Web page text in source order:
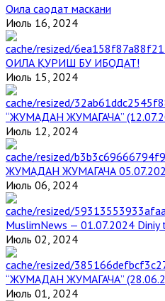
Оила саодат маскани
Июль 16, 2024
ОИЛА ҚУРИШ БУ ИБОДАТ!
Июль 15, 2024
“ЖУМАДАН ЖУМАГАЧА”
Июль 12, 2024
ЖУМАДАН ЖУМАГАЧА
Июль 06, 2024
MuslimNews — 01.07.2024 Diniy
Июль 02, 2024
“ЖУМАДАН ЖУМАГАЧА”
Июль 01, 2024